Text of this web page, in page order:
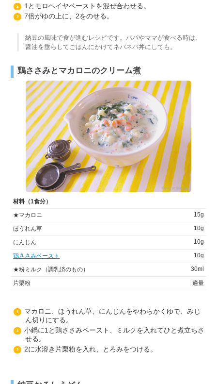
2 1とモロヘイヤペーストを混ぜ合わせる。
3 7倍がゆの上に、2をのせる。
納豆の風味で食が進むレシピです。パパやママが食べる時は、
醤油を垂らしてごはんにかけてネバネバ丼にしても。
鶏ささみとマカロニのクリーム煮
材料（1食分）
★マカロニ
15g
ほうれん草 10g
にんじん 10g
鶏ささみペースト 10g
★粉ミルク（調乳済のもの） 30ml
片栗粉 適量
1
マカロニ、ほうれん草、にんじんをやわらかくゆで、みじ
ん切りにする。
2
小鍋に1と鶏ささみペースト、ミルクを入れてひと煮立ちさ
せる。
3 2に水溶き片栗粉を入れ、とろみをつける。